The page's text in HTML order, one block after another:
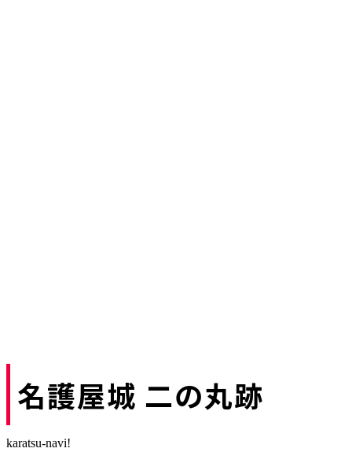
名護屋城 二の丸跡
karatsu-navi!